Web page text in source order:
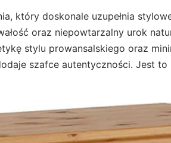
który doskonale uzupełnia
oraz niepowtarzalny urok
stylu prowansalskiego oraz
szafce autentyczności. Jest